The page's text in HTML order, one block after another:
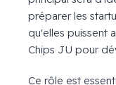
préparer les
qu'elles puissent
Chips JU pour
Ce rôle est